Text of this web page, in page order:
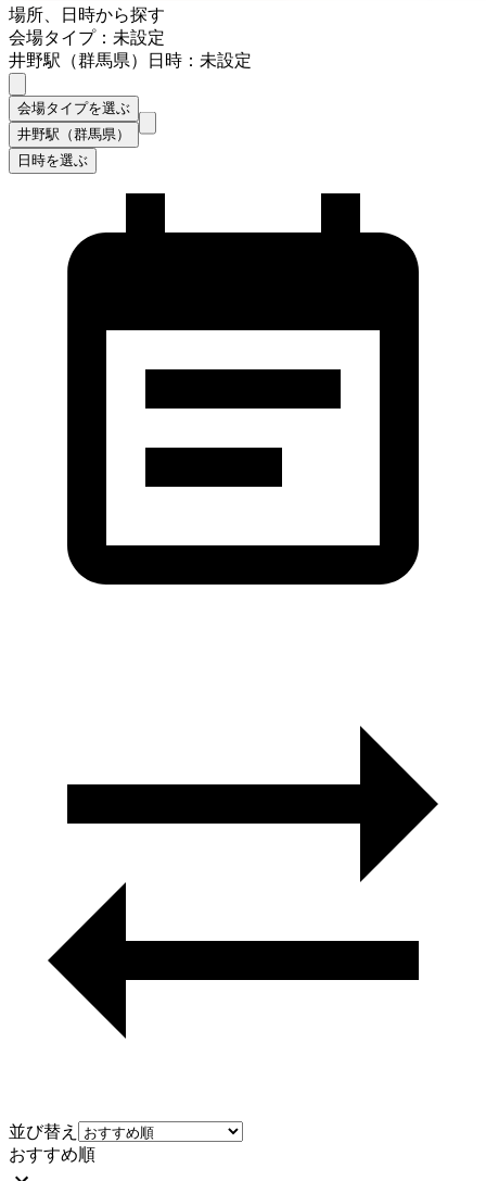
場所、日時から探す
会場タイプ：未設定
井野駅（群馬県）
日時：未設定
会場タイプを選ぶ
井野駅（群馬県）
日時を選ぶ
並び替え
おすすめ順